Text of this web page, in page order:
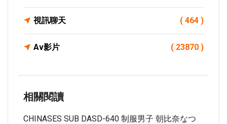
視訊聊天 ( 464 )
Av影片 ( 23870 )
相關閱讀
CHINASES SUB DASD-640 制服男子 朝比奈なつ